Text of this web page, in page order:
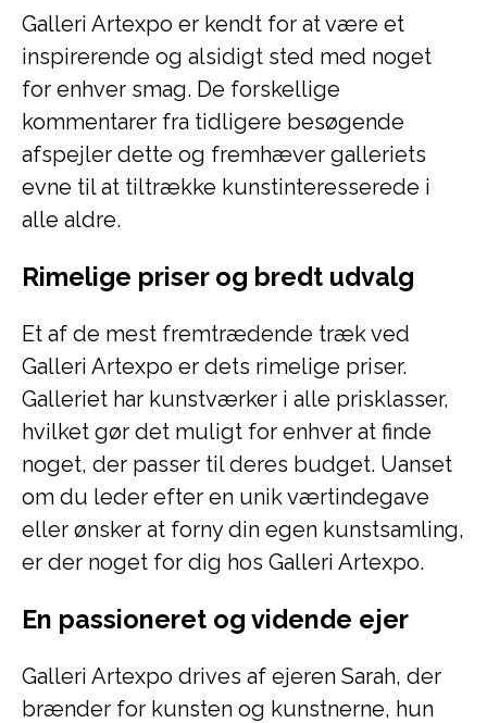
Galleri Artexpo er kendt for at være et
inspirerende og alsidigt sted med noget
for enhver smag. De forskellige
kommentarer fra tidligere besøgende
afspejler dette og fremhæver galleriets
evne til at tiltrække kunstinteresserede i
alle aldre.
Rimelige priser og bredt udvalg
Et af de mest fremtrædende træk ved
Galleri Artexpo er dets rimelige priser.
Galleriet har kunstværker i alle prisklasser,
hvilket gør det muligt for enhver at finde
noget, der passer til deres budget. Uanset
om du leder efter en unik værtindegave
eller ønsker at forny din egen kunstsamling,
er der noget for dig hos Galleri Artexpo.
En passioneret og vidende ejer
Galleri Artexpo drives af ejeren Sarah, der
brænder for kunsten og kunstnerne, hun